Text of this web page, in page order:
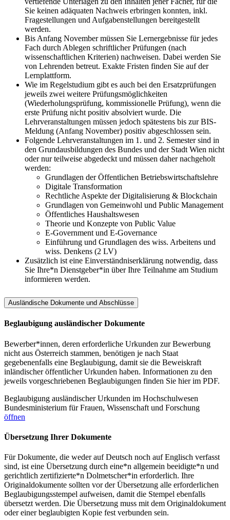
Sie keinen adäquaten Nachweis erbringen konnten, inkl.
Fragestellungen und Aufgabenstellungen bereitgestellt
werden.
Bis Anfang November müssen Sie Lernergebnisse für jedes
Fach durch Ablegen schriftlicher Prüfungen (nach
wissenschaftlichen Kriterien) nachweisen. Dabei werden Sie
von Lehrenden betreut. Exakte Fristen finden Sie auf der
Lernplattform.
Wie im Regelstudium gibt es auch bei den Ersatzprüfungen
jeweils zwei weitere Prüfungsmöglichkeiten
(Wiederholungsprüfung, kommissionelle Prüfung), wenn die
erste Prüfung nicht positiv absolviert wurde. Die
Lehrveranstaltungen müssen jedoch spätestens bis zur BIS-
Meldung (Anfang November) positiv abgeschlossen sein.
Folgende Lehrveranstaltungen im 1. und 2. Semester sind in
den Grundausbildungen des Bundes und der Stadt Wien nicht
oder nur teilweise abgedeckt und müssen daher nachgeholt
werden:
Grundlagen der Öffentlichen Betriebswirtschaftslehre
Digitale Transformation
Rechtliche Aspekte der Digitalisierung & Blockchain
Grundlagen von Gemeinwohl und Public Management
Öffentliches Haushaltswesen
Theorie und Konzepte von Public Value
E-Government und E-Governance
Einführung und Grundlagen des wiss. Arbeitens und
wiss. Denkens (2 LV)
Zusätzlich ist eine Einverständniserklärung notwendig, dass
Sie Ihre*n Dienstgeber*in über Ihre Teilnahme am Studium
informieren werden.
Ausländische Dokumente und Abschlüsse
Beglaubigung ausländischer Dokumente
Bewerber*innen, deren erforderliche Urkunden zur Bewerbung
nicht aus Österreich stammen, benötigen je nach Staat
gegebenenfalls eine Beglaubigung, damit sie die Beweiskraft
inländischer öffentlicher Urkunden haben. Informationen zu den
jeweils vorgeschriebenen Beglaubigungen finden Sie hier im PDF.
Beglaubigung ausländischer Urkunden im Hochschulwesen
Bundesministerium für Frauen, Wissenschaft und Forschung
öffnen
Übersetzung Ihrer Dokumente
Für Dokumente, die weder auf Deutsch noch auf Englisch verfasst
sind, ist eine Übersetzung durch eine*n allgemein beeidigte*n und
gerichtlich zertifizierte*n Dolmetscher*in erforderlich. Ihre
Originaldokumente sollten vor der Übersetzung alle erforderlichen
Beglaubigungsstempel aufweisen, damit die Stempel ebenfalls
übersetzt werden. Die Übersetzung muss mit dem Originaldokument
oder einer beglaubigten Kopie fest verbunden sein.